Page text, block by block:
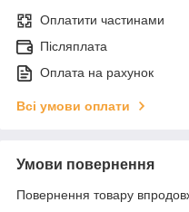
Оплатити частинами
Післяплата
Оплата на рахунок
Всі умови оплати
Умови повернення
Повернення товару